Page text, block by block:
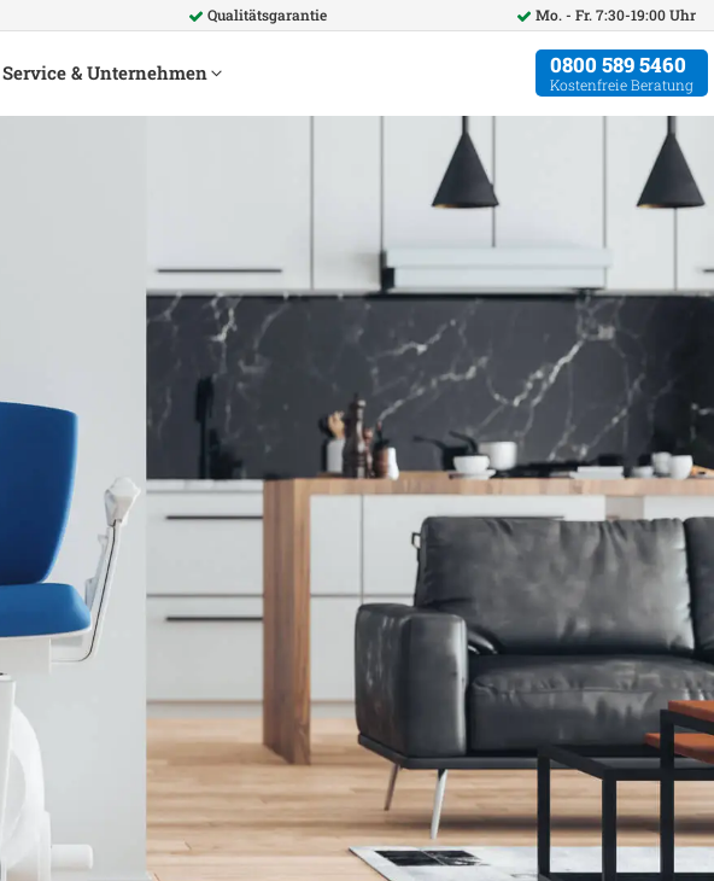
Qualitätsgarantie Mo. - Fr. 7:30-19:00 Uhr
Service & Unternehmen 0800 589 5460
Kostenfreie Beratung